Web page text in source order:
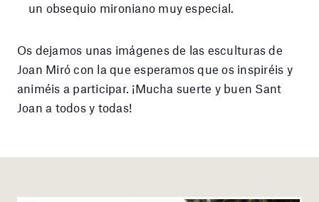
un obsequio mironiano muy especial.
Os dejamos unas imágenes de las esculturas de
Joan Miró con la que esperamos que os inspiréis y
animéis a participar. ¡Mucha suerte y buen Sant
Joan a todos y todas!